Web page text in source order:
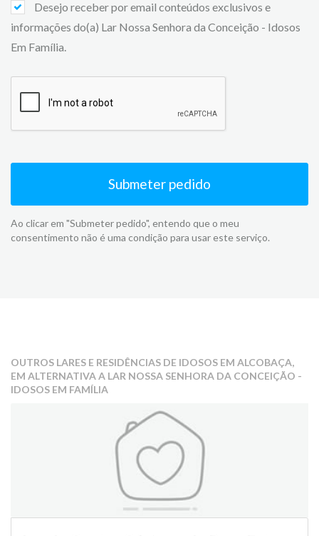
Desejo receber por email conteúdos exclusivos e
informações do(a) Lar Nossa Senhora da Conceição - Idosos
Em Família.
Submeter pedido
Ao clicar em "Submeter pedido", entendo que o meu
consentimento não é uma condição para usar este serviço.
OUTROS LARES E RESIDÊNCIAS DE IDOSOS EM ALCOBAÇA,
EM ALTERNATIVA A LAR NOSSA SENHORA DA CONCEIÇÃO -
IDOSOS EM FAMÍLIA